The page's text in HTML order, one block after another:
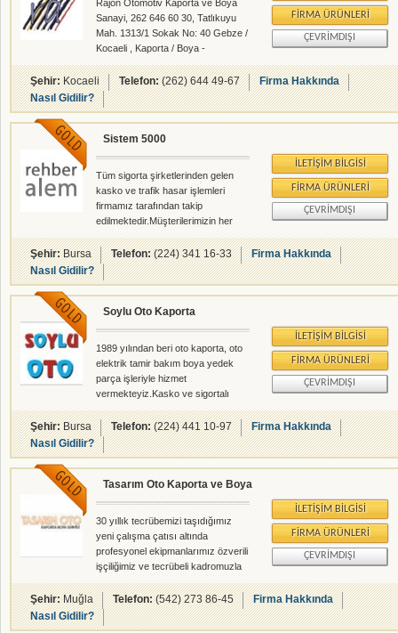
Rajon Otomotiv Kaporta ve Boya
Sanayi, 262 646 60 30, Tatlıkuyu
Mah. 1313/1 Sokak No: 40 Gebze /
Kocaeli , Kaporta / Boya -
rehberalem.com alanlarında faliyet
gösteren firmamızdır.
FIRMA ÜRÜNLERI
ÇEVRIMDIŞI
Şehir:Kocaeli Telefon:(262) 644 49-67
Firma Hakkında
Nasıl Gidilir?
Sistem 5000
Tüm sigorta şirketlerinden gelen
kasko ve trafik hasar işlemleri
firmamız tarafından takip
edilmektedir.Müşterilerimizin her
anlamda ihtiyaçlarını en kısa
zamanda cevap verebilecek
kapasiteye sahibiz.15 yıllık iş
tecrübemiz müşteri memnuniyetini
ilke edinmiş kalite anlayışımızla,işi
ilk adımda profesyonel iş anlayışı
ile yapmak üzere sizlerin
İLETIŞIM BILGISI
FIRMA ÜRÜNLERI
ÇEVRIMDIŞI
Şehir:Bursa Telefon:(224) 341 16-33
Firma Hakkında
Nasıl Gidilir?
Soylu Oto Kaporta
1989 yılından beri oto kaporta, oto
elektrik tamir bakım boya yedek
parça işleriyle hizmet
vermekteyiz.Kasko ve sigortalı
araçlar yapılır.Türkiyenin ilk yerli
elektrikli otomobili firmamız
tarafından yapılmıştır.Faaliyet
alanımız; *Eski model (antika tarzı)
araçlarınız revizyonu yapılır *Oto
kaporta,boya,elektrik,modifiye...
İLETIŞIM BILGISI
FIRMA ÜRÜNLERI
ÇEVRIMDIŞI
Şehir:Bursa Telefon:(224) 441 10-97
Firma Hakkında
Nasıl Gidilir?
Tasarım Oto Kaporta ve Boya
30 yıllık tecrübemizi taşıdığımız
yeni çalışma çatısı altında
profesyonel ekipmanlarımız özverili
işçiliğimiz ve tecrübeli kadromuzla
öncelik muğla ili olmakla
çevreleriyle birlikte siz
müşterilerimize hizmet
sunmaktayız
İLETIŞIM BILGISI
FIRMA ÜRÜNLERI
ÇEVRIMDIŞI
Şehir:Muğla Telefon:(542) 273 86-45
Firma Hakkında
Nasıl Gidilir?